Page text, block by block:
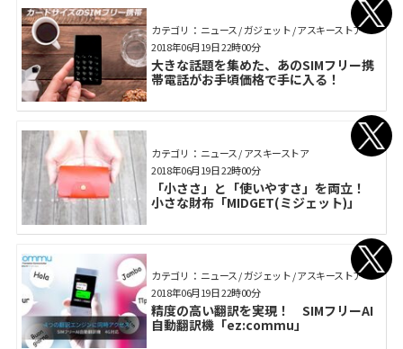
カテゴリ： ニュース / ガジェット / アスキーストア
大きな話題を集めた、あのSIMフリー携
帯電話がお手頃価格で手に入る！
2018年06月19日 22時00分
カテゴリ： ニュース / アスキーストア
「小ささ」と「使いやすさ」を両立！
小さな財布「MIDGET(ミジェット)」
2018年06月19日 22時00分
カテゴリ： ニュース / ガジェット / アスキーストア
精度の高い翻訳を実現！ SIMフリーAI
自動翻訳機「ez:commu」
2018年06月19日 22時00分